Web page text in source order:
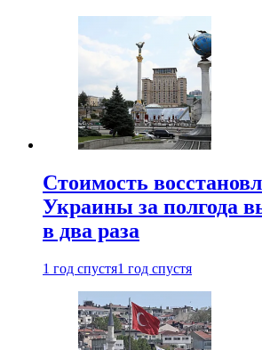
Стоимость
Украины за полгода
в два раза
1 год спустя1 год спустя